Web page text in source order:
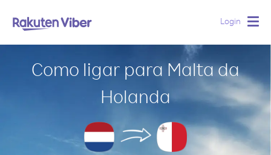
Login
Como ligar para Malta da
Holanda